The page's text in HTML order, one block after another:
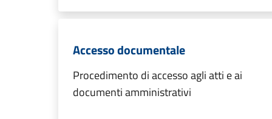
Accesso documentale
Procedimento di accesso agli atti e ai
documenti amministrativi